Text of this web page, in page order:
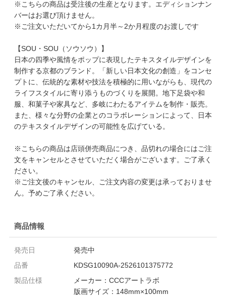
※こちらの商品は受注後の生産となります。エディションナン
バーはお選び頂けません。
※ご注文いただいてから1カ月半～2か月程度のお渡しです
【SOU・SOU（ソウソウ）】
日本の四季や風情をポップに表現したテキスタイルデザインを
制作する京都のブランド。「新しい日本文化の創造」をコンセ
プトに、伝統的な素材や技法を積極的に用いながらも、現代の
ライフスタイルに寄り添うものづくりを展開。地下足袋や和
服、和菓子や家具など、多岐にわたるアイテムを制作・販売。
また、様々な分野の企業とのコラボレーションによって、日本
のテキスタイルデザインの可能性を広げている。
※こちらの商品は店頭併売商品につき、品切れの場合にはご注
文をキャンセルとさせていただく場合がございます。ご了承く
ださい。
※ご注文後のキャンセル、ご注文内容の変更は承っておりませ
ん。予めご了承ください。
商品情報
発売日
発売中
品番
KDSG10090A-2526101375772
製品仕様
メーカー：CCCアートラボ
版画サイズ：148mm×100mm